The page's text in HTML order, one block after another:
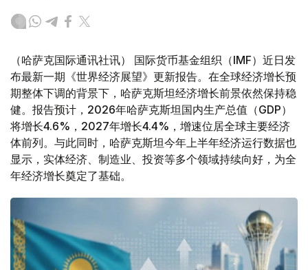
（哈萨克国际通讯社讯） 国际货币基金组织（IMF）近日发
布最新一期《世界经济展望》更新报告。在全球经济增长预
期整体下调的背景下，哈萨克斯坦经济增长前景依然保持稳
健。报告预计，2026年哈萨克斯坦国内生产总值（GDP）
将增长4.6%，2027年增长4.4%，增速位居全球主要经济
体前列。与此同时，哈萨克斯坦今年上半年经济运行数据也
显示，实体经济、制造业、投资等多个领域持续向好，为全
年经济增长奠定了基础。